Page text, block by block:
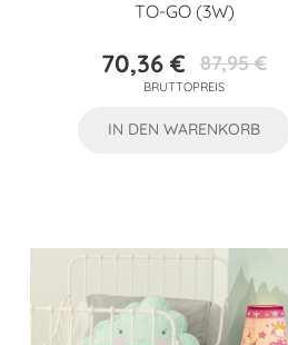
TO-GO (3W)
Preis
70,36 €Verkaufspreis
87,95 €
BRUTTOPREIS
IN DEN WARENKORB